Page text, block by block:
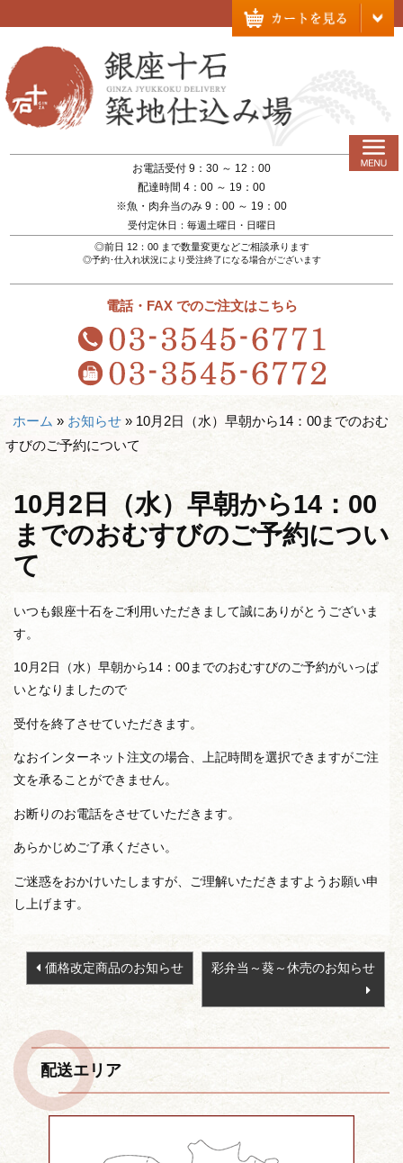
お電話受付 9：30 ～ 12：00
配達時間 4：00 ～ 19：00
※魚・肉弁当のみ 9：00 ～ 19：00
受付定休日：毎週土曜日・日曜日
◎前日 12：00 まで数量変更などご相談承ります
◎予約･仕入れ状況により受注終了になる場合がございます
電話・FAX でのご注文はこちら
ホーム » お知らせ » 10月2日（水）早朝から14：00までのおむ
すびのご予約について
10月2日（水）早朝から14：00
までのおむすびのご予約につい
て
いつも銀座十石をご利用いただきまして誠にありがとうございま
す。
10月2日（水）早朝から14：00までのおむすびのご予約がいっぱ
いとなりましたので
受付を終了させていただきます。
なおインターネット注文の場合、上記時間を選択できますがご注
文を承ることができません。
お断りのお電話をさせていただきます。
あらかじめご了承ください。
ご迷惑をおかけいたしますが、ご理解いただきますようお願い申
し上げます。
投
稿
ビ
ゲ
ー
シ
価格改定商品のお知らせ 彩弁当～葵～休売のお知らせ
配送エリア